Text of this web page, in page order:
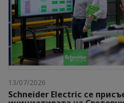
13/07/2026
Schneider Electric се